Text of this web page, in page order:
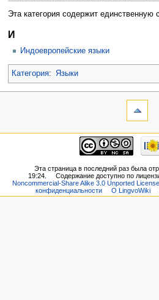
Эта категория содержит единственную
И
Индоевропейские языки
Категория: Языки
Эта страница в последний раз была
19:24.
Содержание доступно по
Noncommercial-Share Alike 3.0 Unported License
конфиденциальности
О LingvoWiki